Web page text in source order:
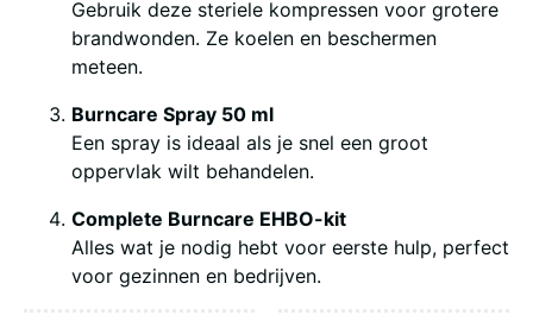
Gebruik deze steriele kompressen voor grotere
brandwonden. Ze koelen en beschermen
meteen.
Burncare Spray 50 ml
Een spray is ideaal als je snel een groot
oppervlak wilt behandelen.
Complete Burncare EHBO-kit
Alles wat je nodig hebt voor eerste hulp, perfect
voor gezinnen en bedrijven.